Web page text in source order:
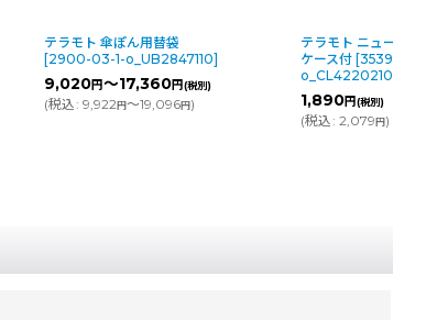
テラモト 傘ぽん用替袋
[2900-03-1-o_UB2847110]
9,020円～17,360円(税別)
(税込: 9,922円～19,096円)
テラモト ニュー洋式カ
ケース付 [3539-03-1-
o_CL4220210
1,890円(税別)
(税込: 2,079円)